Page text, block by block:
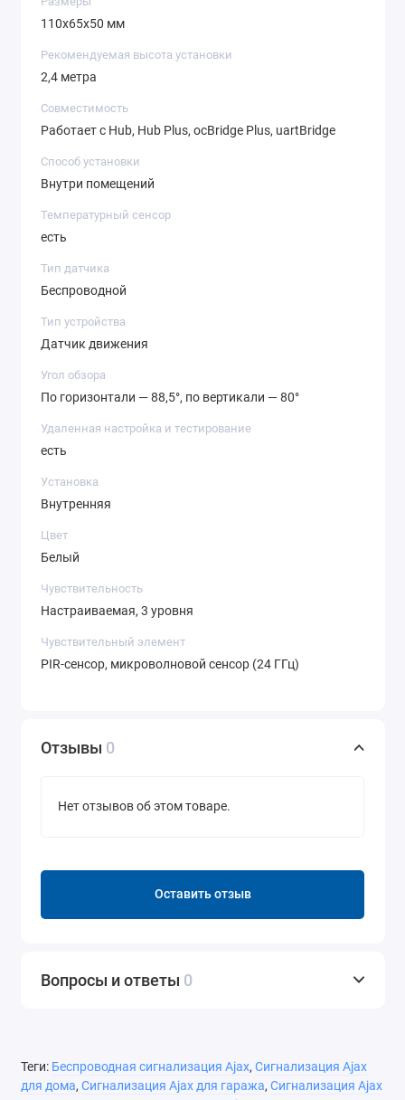
110x65x50 мм
Рекомендуемая высота установки
2,4 метра
Совместимость
Работает с Hub, Hub Plus, ocBridge Plus, uartBridge
Способ установки
Внутри помещений
Температурный сенсор
есть
Тип датчика
Беспроводной
Тип устройства
Датчик движения
Угол обзора
По горизонтали — 88,5°, по вертикали — 80°
Удаленная настройка и тестирование
есть
Установка
Внутренняя
Цвет
Белый
Чувствительность
Настраиваемая, 3 уровня
Чувствительный элемент
PIR-сенсор, микроволновой сенсор (24 ГГц)
Отзывы 0
Нет отзывов об этом товаре.
Оставить отзыв
Вопросы и ответы 0
Теги: Беспроводная сигнализация Ajax, Сигнализация Ajax
для дома, Сигнализация Ajax для гаража, Сигнализация Ajax